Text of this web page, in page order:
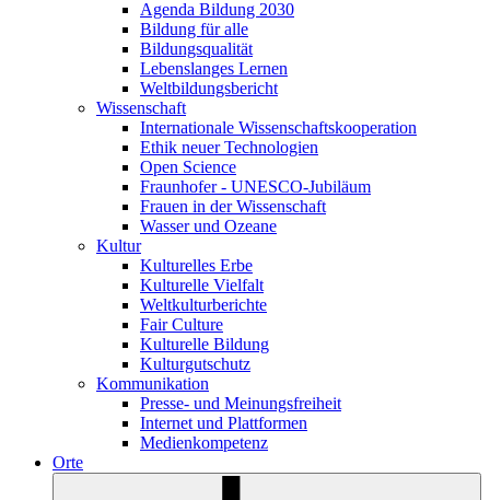
Agenda Bildung 2030
Bildung für alle
Bildungsqualität
Lebenslanges Lernen
Weltbildungsbericht
Wissenschaft
Internationale Wissenschaftskooperation
Ethik neuer Technologien
Open Science
Fraunhofer - UNESCO-Jubiläum
Frauen in der Wissenschaft
Wasser und Ozeane
Kultur
Kulturelles Erbe
Kulturelle Vielfalt
Weltkulturberichte
Fair Culture
Kulturelle Bildung
Kulturgutschutz
Kommunikation
Presse- und Meinungsfreiheit
Internet und Plattformen
Medienkompetenz
Orte